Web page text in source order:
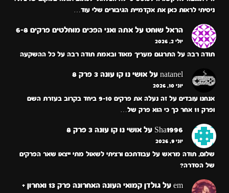
ניסיתי לראות כאן את אקדמיית הגיבורים שלי עוד…
הראל שוחט על אתה ואני הפכים מוחלטים פרקים 6-8
יולי 2, 2026
תודה רבה על התרגום מעריך מאוד ובאמת תודה רבה על כל ההשקעה
natanel על אושי נו קו עונה 3 פרק 8
יוני 10, 2026
אנחנו עובדים על זה נעלה את פרקים 9-10 ביחד בקרוב בעזרת השם
ופרק 11 אחר כך כי הוא פרק של…
Sha1996 על אושי נו קו עונה 3 פרק 8
יוני 9, 2026
שלום, תודה מראש על עבודתכם ורציתי לשאול מתי ייצאו שאר הפרקים
של הסדרה?
em על
גולדן קמואי העונה האחרונה פרק 13 ואחרון +